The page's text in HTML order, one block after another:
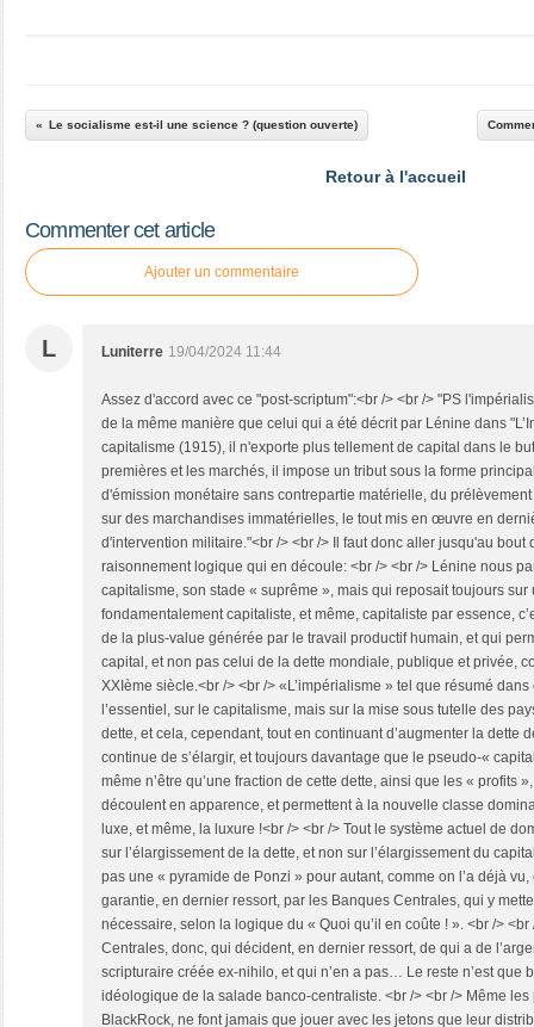
Le socialisme est-il une science ? (question ouverte)
Retour à l'accueil
Commenter cet article
Ajouter un commentaire
L Luniterre 19/04/2024 11:44
Assez d'accord avec ce "post-scriptum":<br /> <br /> "PS
de la même manière que celui qui a été décrit par Lénine dans
capitalisme (1915), il n'exporte plus tellement de capital dans le
premières et les marchés, il impose un tribut sous la forme
d'émission monétaire sans contrepartie matérielle, du
sur des marchandises immatérielles, le tout mis en œuvre en
d'intervention militaire."<br /> <br /> Il faut donc aller jusqu'au bout
raisonnement logique qui en découle: <br /> <br /> Lénine nous
capitalisme, son stade « suprême », mais qui reposait toujours sur
fondamentalement capitaliste, et même, capitaliste par essence,
de la plus-value générée par le travail productif humain, et qui
capital, et non pas celui de la dette mondiale, publique et privée,
XXIème siècle.<br /> <br /> «L’impérialisme » tel que résumé
l’essentiel, sur le capitalisme, mais sur la mise sous tutelle des
dette, et cela, cependant, tout en continuant d’augmenter la dette
continue de s’élargir, et toujours davantage que le pseudo-«
même n’être qu’une fraction de cette dette, ainsi que les « profits
découlent en apparence, et permettent à la nouvelle classe
luxe, et même, la luxure !<br /> <br /> Tout le système actuel de
sur l’élargissement de la dette, et non sur l’élargissement du
pas une « pyramide de Ponzi » pour autant, comme on l’a déjà
garantie, en dernier ressort, par les Banques Centrales, qui y
nécessaire, selon la logique du « Quoi qu’il en coûte ! ». <br />
Centrales, donc, qui décident, en dernier ressort, de qui a de
scripturaire créée ex-nihilo, et qui n’en a pas… Le reste n’est que
idéologique de la salade banco-centraliste. <br /> <br /> Même
BlackRock, ne font jamais que jouer avec les jetons que leur